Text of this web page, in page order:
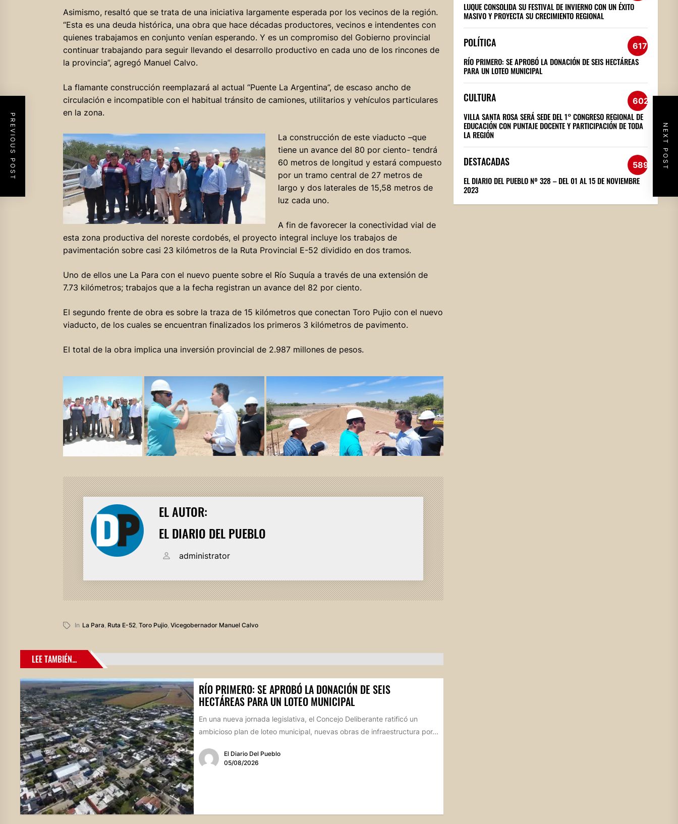
Asimismo, resaltó que se trata de una iniciativa largamente esperada por los vecinos de la región.
“Esta es una deuda histórica, una obra que hace décadas productores, vecinos e intendentes con
quienes trabajamos en conjunto venían esperando. Y es un compromiso del Gobierno provincial
continuar trabajando para seguir llevando el desarrollo productivo en cada uno de los rincones de
la provincia”, agregó Manuel Calvo.
La flamante construcción reemplazará al actual “Puente La Argentina”, de escaso ancho de
circulación e incompatible con el habitual tránsito de camiones, utilitarios y vehículos particulares
en la zona.
La construcción de este viaducto –que
tiene un avance del 80 por ciento- tendrá
60 metros de longitud y estará compuesto
por un tramo central de 27 metros de
largo y dos laterales de 15,58 metros de
luz cada uno.
A fin de favorecer la conectividad vial de
esta zona productiva del noreste cordobés, el proyecto integral incluye los trabajos de
pavimentación sobre casi 23 kilómetros de la Ruta Provincial E-52 dividido en dos tramos.
Uno de ellos une La Para con el nuevo puente sobre el Río Suquía a través de una extensión de
7.73 kilómetros; trabajos que a la fecha registran un avance del 82 por ciento.
El segundo frente de obra es sobre la traza de 15 kilómetros que conectan Toro Pujio con el nuevo
viaducto, de los cuales se encuentran finalizados los primeros 3 kilómetros de pavimento.
El total de la obra implica una inversión provincial de 2.987 millones de pesos.
EL AUTOR:
EL DIARIO DEL PUEBLO
administrator
In La Para Ruta E-52, Toro Pujio, Vicegobernador Manuel Calvo
PREVIOUS POST NEXT POST
LEE TAMBIÉN...
RÍO PRIMERO: SE APROBÓ LA DONACIÓN DE SEIS
HECTÁREAS PARA UN LOTEO MUNICIPAL
En una nueva jornada legislativa, el Concejo Deliberante ratificó un
ambicioso plan de loteo municipal, nuevas obras de infraestructura por...
El Diario Del Pueblo
05/08/2026
LUQUE CONSOLIDA SU FESTIVAL DE INVIERNO CON UN ÉXITO
MASIVO Y PROYECTA SU CRECIMIENTO REGIONAL
POLÍTICA 617
RÍO PRIMERO: SE APROBÓ LA DONACIÓN DE SEIS HECTÁREAS
PARA UN LOTEO MUNICIPAL
CULTURA 602
VILLA SANTA ROSA SERÁ SEDE DEL 1° CONGRESO REGIONAL DE
EDUCACIÓN CON PUNTAJE DOCENTE Y PARTICIPACIÓN DE TODA
LA REGIÓN
DESTACADAS 589
EL DIARIO DEL PUEBLO Nº 328 – DEL 01 AL 15 DE NOVIEMBRE
2023